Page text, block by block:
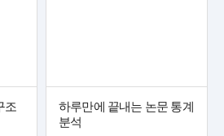
조
하루만에 끝내는 논문 통계
분석